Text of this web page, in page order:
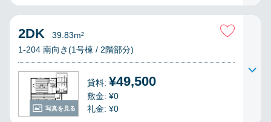
写真を見る
2DK
39.83m²
1-204 南向き(1号棟 / 2階部分)
貸料: ¥49,500
敷金: ¥0
礼金: ¥0